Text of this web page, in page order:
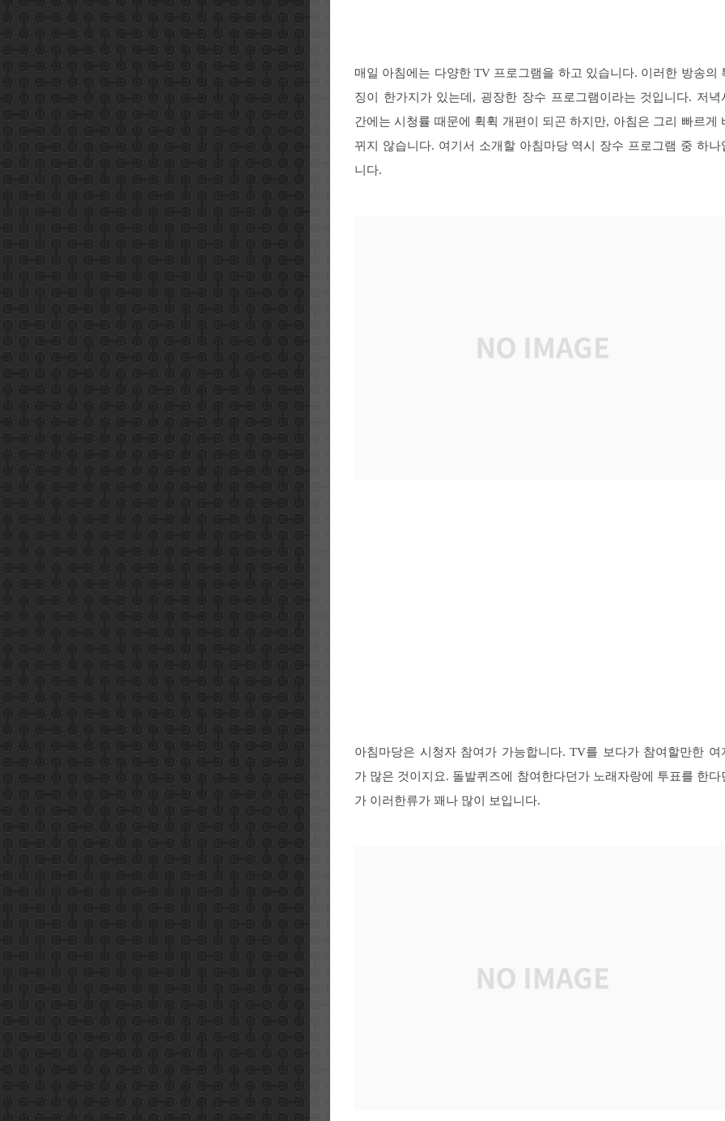
매일 아침에는 다양한 TV 프로그램을 하고 있습니다. 이러한 방송의
징이 한가지가 있는데, 굉장한 장수 프로그램이라는 것입니다. 저녁
간에는 시청률 때문에 휙휙 개편이 되곤 하지만, 아침은 그리 빠르게
뀌지 않습니다. 여기서 소개할 아침마당 역시 장수 프로그램 중 하나
니다.
아침마당은 시청자 참여가 가능합니다. TV를 보다가 참여할만한 여
가 많은 것이지요. 돌발퀴즈에 참여한다던가 노래자랑에 투표를 한다
가 이러한류가 꽤나 많이 보입니다.